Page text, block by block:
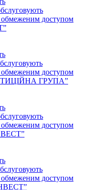
обмеженим доступом
обмеженим доступом
ГРУПА”
обмеженим доступом
обмеженим доступом